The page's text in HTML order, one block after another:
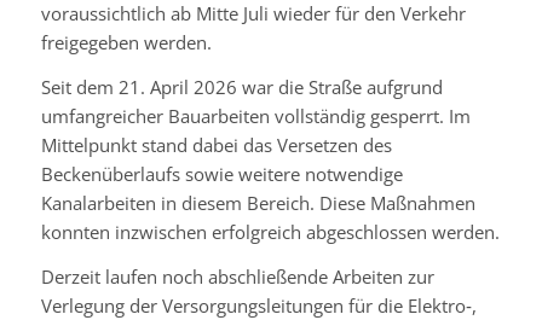
voraussichtlich ab Mitte Juli wieder für den Verkehr
freigegeben werden.
Seit dem 21. April 2026 war die Straße aufgrund
umfangreicher Bauarbeiten vollständig gesperrt. Im
Mittelpunkt stand dabei das Versetzen des
Beckenüberlaufs sowie weitere notwendige
Kanalarbeiten in diesem Bereich. Diese Maßnahmen
konnten inzwischen erfolgreich abgeschlossen werden.
Derzeit laufen noch abschließende Arbeiten zur
Verlegung der Versorgungsleitungen für die Elektro‑,